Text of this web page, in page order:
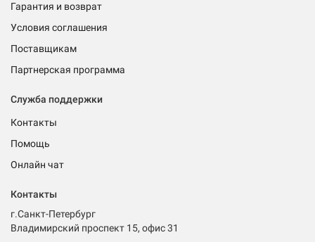
Гарантия и возврат
Условия соглашения
Поставщикам
Партнерская программа
Служба поддержки
Контакты
Помощь
Онлайн чат
Контакты
г.Санкт-Петербург
Владимирский проспект 15, офис 31